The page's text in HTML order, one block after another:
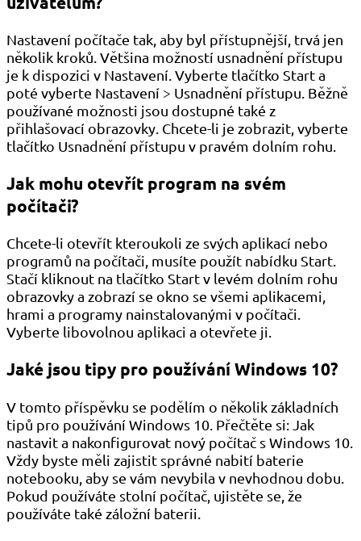
Nastavení počítače tak, aby byl přístupnější, trvá jen
několik kroků. Většina možností usnadnění přístupu
je k dispozici v Nastavení. Vyberte tlačítko Start a
poté vyberte Nastavení > Usnadnění přístupu. Běžně
používané možnosti jsou dostupné také z
přihlašovací obrazovky. Chcete-li je zobrazit, vyberte
tlačítko Usnadnění přístupu v pravém dolním rohu.
Jak mohu otevřít program na svém
počítači?
Chcete-li otevřít kteroukoli ze svých aplikací nebo
programů na počítači, musíte použít nabídku Start.
Stačí kliknout na tlačítko Start v levém dolním rohu
obrazovky a zobrazí se okno se všemi aplikacemi,
hrami a programy nainstalovanými v počítači.
Vyberte libovolnou aplikaci a otevřete ji.
Jaké jsou tipy pro používání Windows 10?
V tomto příspěvku se podělím o několik základních
tipů pro používání Windows 10. Přečtěte si: Jak
nastavit a nakonfigurovat nový počítač s Windows 10.
Vždy byste měli zajistit správné nabití baterie
notebooku, aby se vám nevybila v nevhodnou dobu.
Pokud používáte stolní počítač, ujistěte se, že
používáte také záložní baterii.